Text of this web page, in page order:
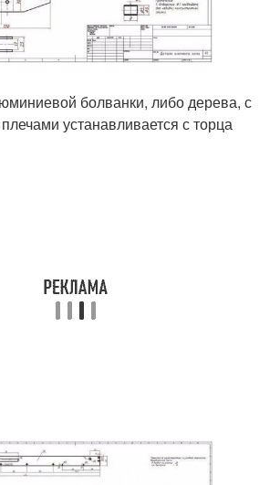
болванки, либо дерева, с
устанавливается с торца